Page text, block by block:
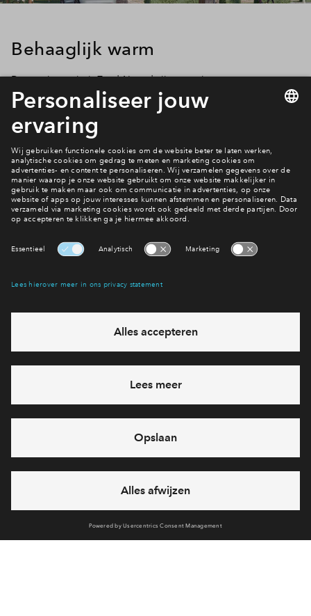
Behaaglijk warm
De woningen in 't Zand-Noord zijn voorzien van
vloerverwarming en hebben dus geen radiatoren. En dat
betekent in de winter altijd warme voeten en behaaglijk warm.
Bijkomend voordeel is dat je meer ruimte hebt, want
Bekijk de woningen van De Wende
eventuele projecten
Ja, ik wil mij aanmelden
Heb je een vraag en wil je direct antwoord? Bel ons op088
71 22 905
6 dagen per week beschikbaar (behalve tijdens
feestdagen)
vandaag van 09:00 - 18:00 uur